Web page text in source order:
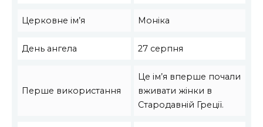
Церковне ім’я Моніка
День ангела 27 серпня
Перше використання
Це ім’я вперше почали
вживати жінки в
Стародавній Греції.